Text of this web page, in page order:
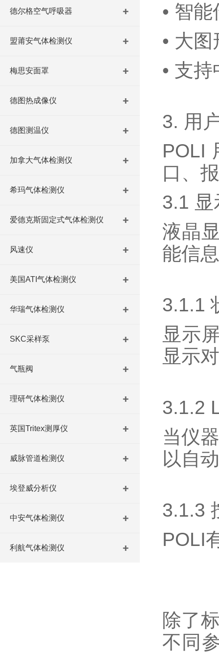
德尔格空气呼吸器
盟莆安气体检测仪
梅思安面罩
德图热成像仪
德图测温仪
加拿大气体检测仪
希玛气体检测仪
爱德克斯固定式气体检测仪
风速仪
美国ATI气体检测仪
华瑞气体检测仪
SKC采样泵
气瓶阀
理研气体检测仪
英国Tritex测厚仪
威脉管道检测仪
埃登威分析仪
中安气体检测仪
利航气体检测仪
• 智
• 大
• 支
3. 用
POLI
口、
3.1 显
液晶
能信
3.1.1
显示
显示
3.1.2
当仪
以自
3.1.3
POLI
除了
不同